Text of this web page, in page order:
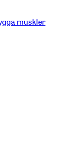
muskler